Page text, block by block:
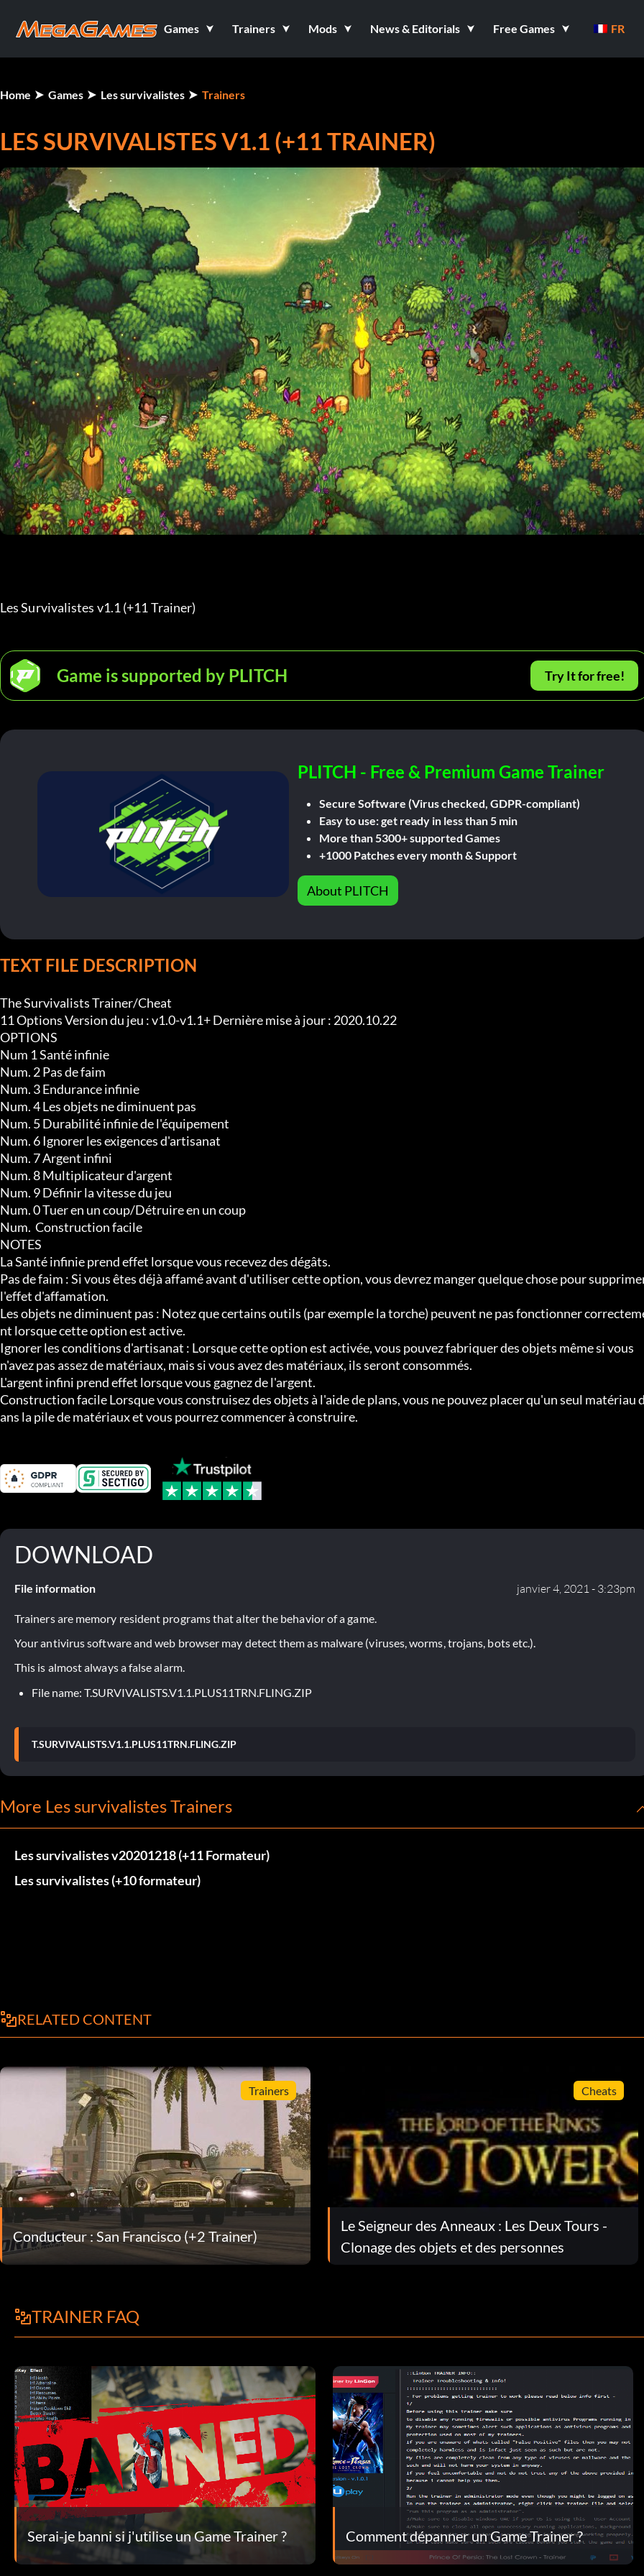
Games Trainers Mods News & Editorials Free Games FR
Home Games Les survivalistes Trainers
LES SURVIVALISTES V1.1 (+11 TRAINER)
Les Survivalistes v1.1 (+11 Trainer)
Game is supported by PLITCH Try It for free!
PLITCH - Free & Premium Game Trainer
Secure Software (Virus checked, GDPR-compliant)
Easy to use: get ready in less than 5 min
More than 5300+ supported Games
+1000 Patches every month & Support
About PLITCH
TEXT FILE DESCRIPTION
The Survivalists Trainer/Cheat
11 Options Version du jeu : v1.0-v1.1+ Dernière mise à jour : 2020.10.22
OPTIONS
Num 1 Santé infinie
Num. 2 Pas de faim
Num. 3 Endurance infinie
Num. 4 Les objets ne diminuent pas
Num. 5 Durabilité infinie de l'équipement
Num. 6 Ignorer les exigences d'artisanat
Num. 7 Argent infini
Num. 8 Multiplicateur d'argent
Num. 9 Définir la vitesse du jeu
Num. 0 Tuer en un coup/Détruire en un coup
Num.  Construction facile
NOTES
La Santé infinie prend effet lorsque vous recevez des dégâts.
Pas de faim : Si vous êtes déjà affamé avant d'utiliser cette option, vous devrez manger quelque chose pour
l'effet d'affamation.
Les objets ne diminuent pas : Notez que certains outils (par exemple la torche) peuvent ne pas fonctionner
nt lorsque cette option est active.
Ignorer les conditions d'artisanat : Lorsque cette option est activée, vous pouvez fabriquer des objets même si vous
n'avez pas assez de matériaux, mais si vous avez des matériaux, ils seront consommés.
L'argent infini prend effet lorsque vous gagnez de l'argent.
Construction facile Lorsque vous construisez des objets à l'aide de plans, vous ne pouvez placer qu'un seul matériau
ans la pile de matériaux et vous pourrez commencer à construire.
DOWNLOAD
File information janvier 4, 2021 - 3:23pm
Trainers are memory resident programs that alter the behavior of a game.
Your antivirus software and web browser may detect them as malware (viruses, worms, trojans, bots etc.).
This is almost always a false alarm.
File name: T.SURVIVALISTS.V1.1.PLUS11TRN.FLING.ZIP
T.SURVIVALISTS.V1.1.PLUS11TRN.FLING.ZIP
More Les survivalistes Trainers
Les survivalistes v20201218 (+11 Formateur)
Les survivalistes (+10 formateur)
RELATED CONTENT
Trainers
Conducteur : San Francisco (+2 Trainer)
Cheats
Le Seigneur des Anneaux : Les Deux Tours -
Clonage des objets et des personnes
TRAINER FAQ
Serai-je banni si j'utilise un Game Trainer ? Comment dépanner un Game Trainer ?